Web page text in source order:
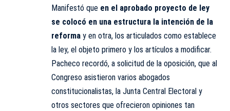
Manifestó que en el aprobado proyecto de ley
se colocó en una estructura la intención de la
reforma y en otra, los articulados como establece
la ley, el objeto primero y los artículos a modificar.
Pacheco recordó, a solicitud de la oposición, que al
Congreso asistieron varios abogados
constitucionalistas, la Junta Central Electoral y
otros sectores que ofrecieron opiniones tan